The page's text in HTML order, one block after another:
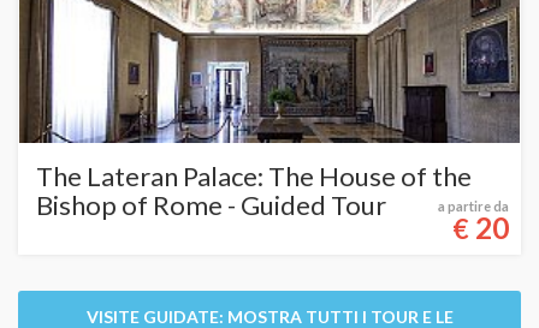
The Lateran Palace: The House of the
Bishop of Rome - Guided Tour
a partire da
€ 20
VISITE GUIDATE: MOSTRA TUTTI I TOUR E LE